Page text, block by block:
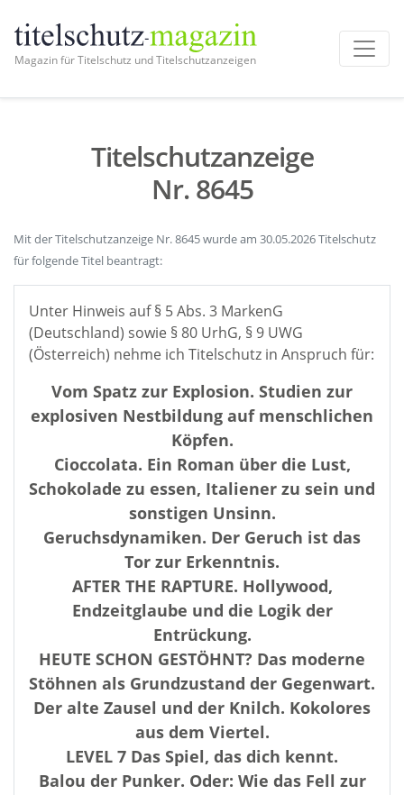
Magazin für Titelschutz und Titelschutzanzeigen
Titelschutzanzeige
Nr. 8645
Mit der Titelschutzanzeige Nr. 8645 wurde am 30.05.2026 Titelschutz
für folgende Titel beantragt:
Unter Hinweis auf § 5 Abs. 3 MarkenG
(Deutschland) sowie § 80 UrhG, § 9 UWG
(Österreich) nehme ich Titelschutz in Anspruch für:
Vom Spatz zur Explosion. Studien zur
explosiven Nestbildung auf menschlichen
Köpfen.
Cioccolata. Ein Roman über die Lust,
Schokolade zu essen, Italiener zu sein und
sonstigen Unsinn.
Geruchsdynamiken. Der Geruch ist das
Tor zur Erkenntnis.
AFTER THE RAPTURE. Hollywood,
Endzeitglaube und die Logik der
Entrückung.
HEUTE SCHON GESTÖHNT? Das moderne
Stöhnen als Grundzustand der Gegenwart.
Der alte Zausel und der Knilch. Kokolores
aus dem Viertel.
LEVEL 7 Das Spiel, das dich kennt.
Balou der Punker. Oder: Wie das Fell zur